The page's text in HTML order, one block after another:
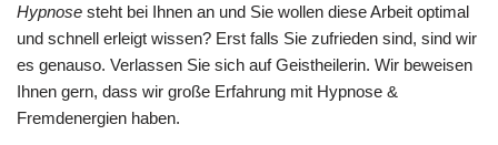
Hypnose steht bei Ihnen an und Sie wollen diese Arbeit optimal
und schnell erleigt wissen? Erst falls Sie zufrieden sind, sind wir
es genauso. Verlassen Sie sich auf Geistheilerin. Wir beweisen
Ihnen gern, dass wir große Erfahrung mit Hypnose &
Fremdenergien haben.